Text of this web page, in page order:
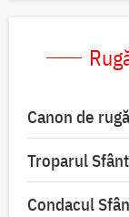
Canon de
Troparul
Condacul